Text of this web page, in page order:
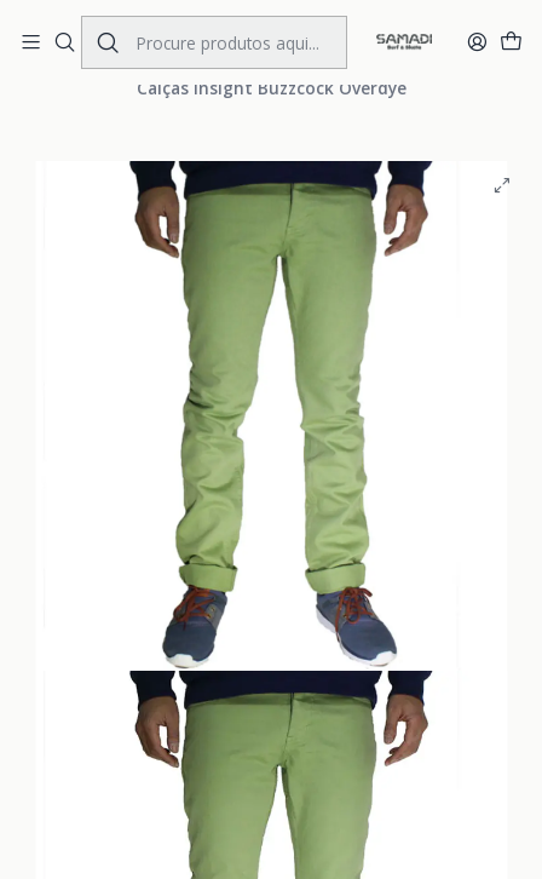
Portes Gratis Portugal e Espanha
Início MENS CLOTHING Pants and Jeans
Calças Insight Buzzcock Overdye